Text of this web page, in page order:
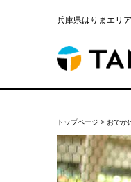
兵庫県はりまエリ
トップページ > おでか